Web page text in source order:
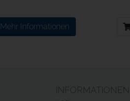
Mehr Informationen
INFORMATIONEN